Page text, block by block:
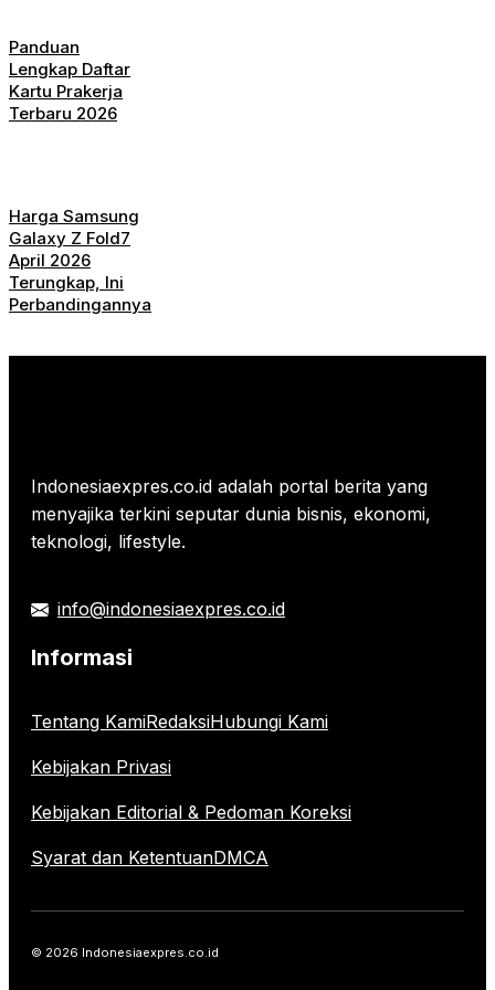
Panduan
Lengkap Daftar
Kartu Prakerja
Terbaru 2026
Harga Samsung
Galaxy Z Fold7
April 2026
Terungkap, Ini
Perbandingannya
Indonesiaexpres.co.id adalah portal berita yang
menyajika terkini seputar dunia bisnis, ekonomi,
teknologi, lifestyle.
info@indonesiaexpres.co.id
Informasi
Tentang KamiRedaksiHubungi Kami
Kebijakan Privasi
Kebijakan Editorial & Pedoman Koreksi
Syarat dan KetentuanDMCA
© 2026 Indonesiaexpres.co.id